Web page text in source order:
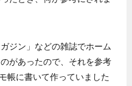
ジン」などの雑誌でホーム
があったので、それを参考
帳に書いて作っていました